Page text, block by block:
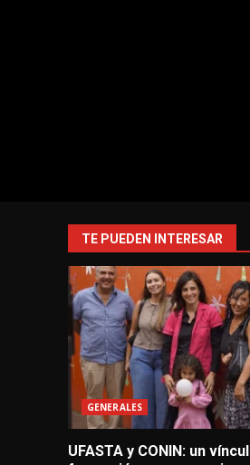
TE PUEDEN INTERESAR
GENERALES
UFASTA y CONIN: un